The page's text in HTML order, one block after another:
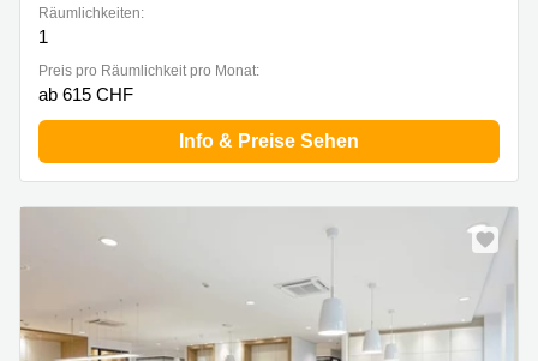
Räumlichkeiten:
1
Preis pro Räumlichkeit pro Monat:
ab 615 CHF
Info & Preise Sehen